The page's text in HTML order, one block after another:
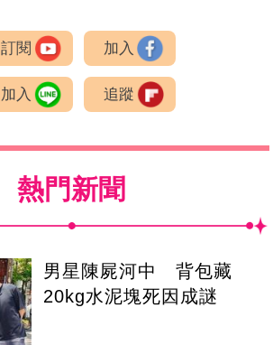
訂閱 加入
加入 追蹤
熱門新聞
男星陳屍河中 背包藏
20kg水泥塊死因成謎